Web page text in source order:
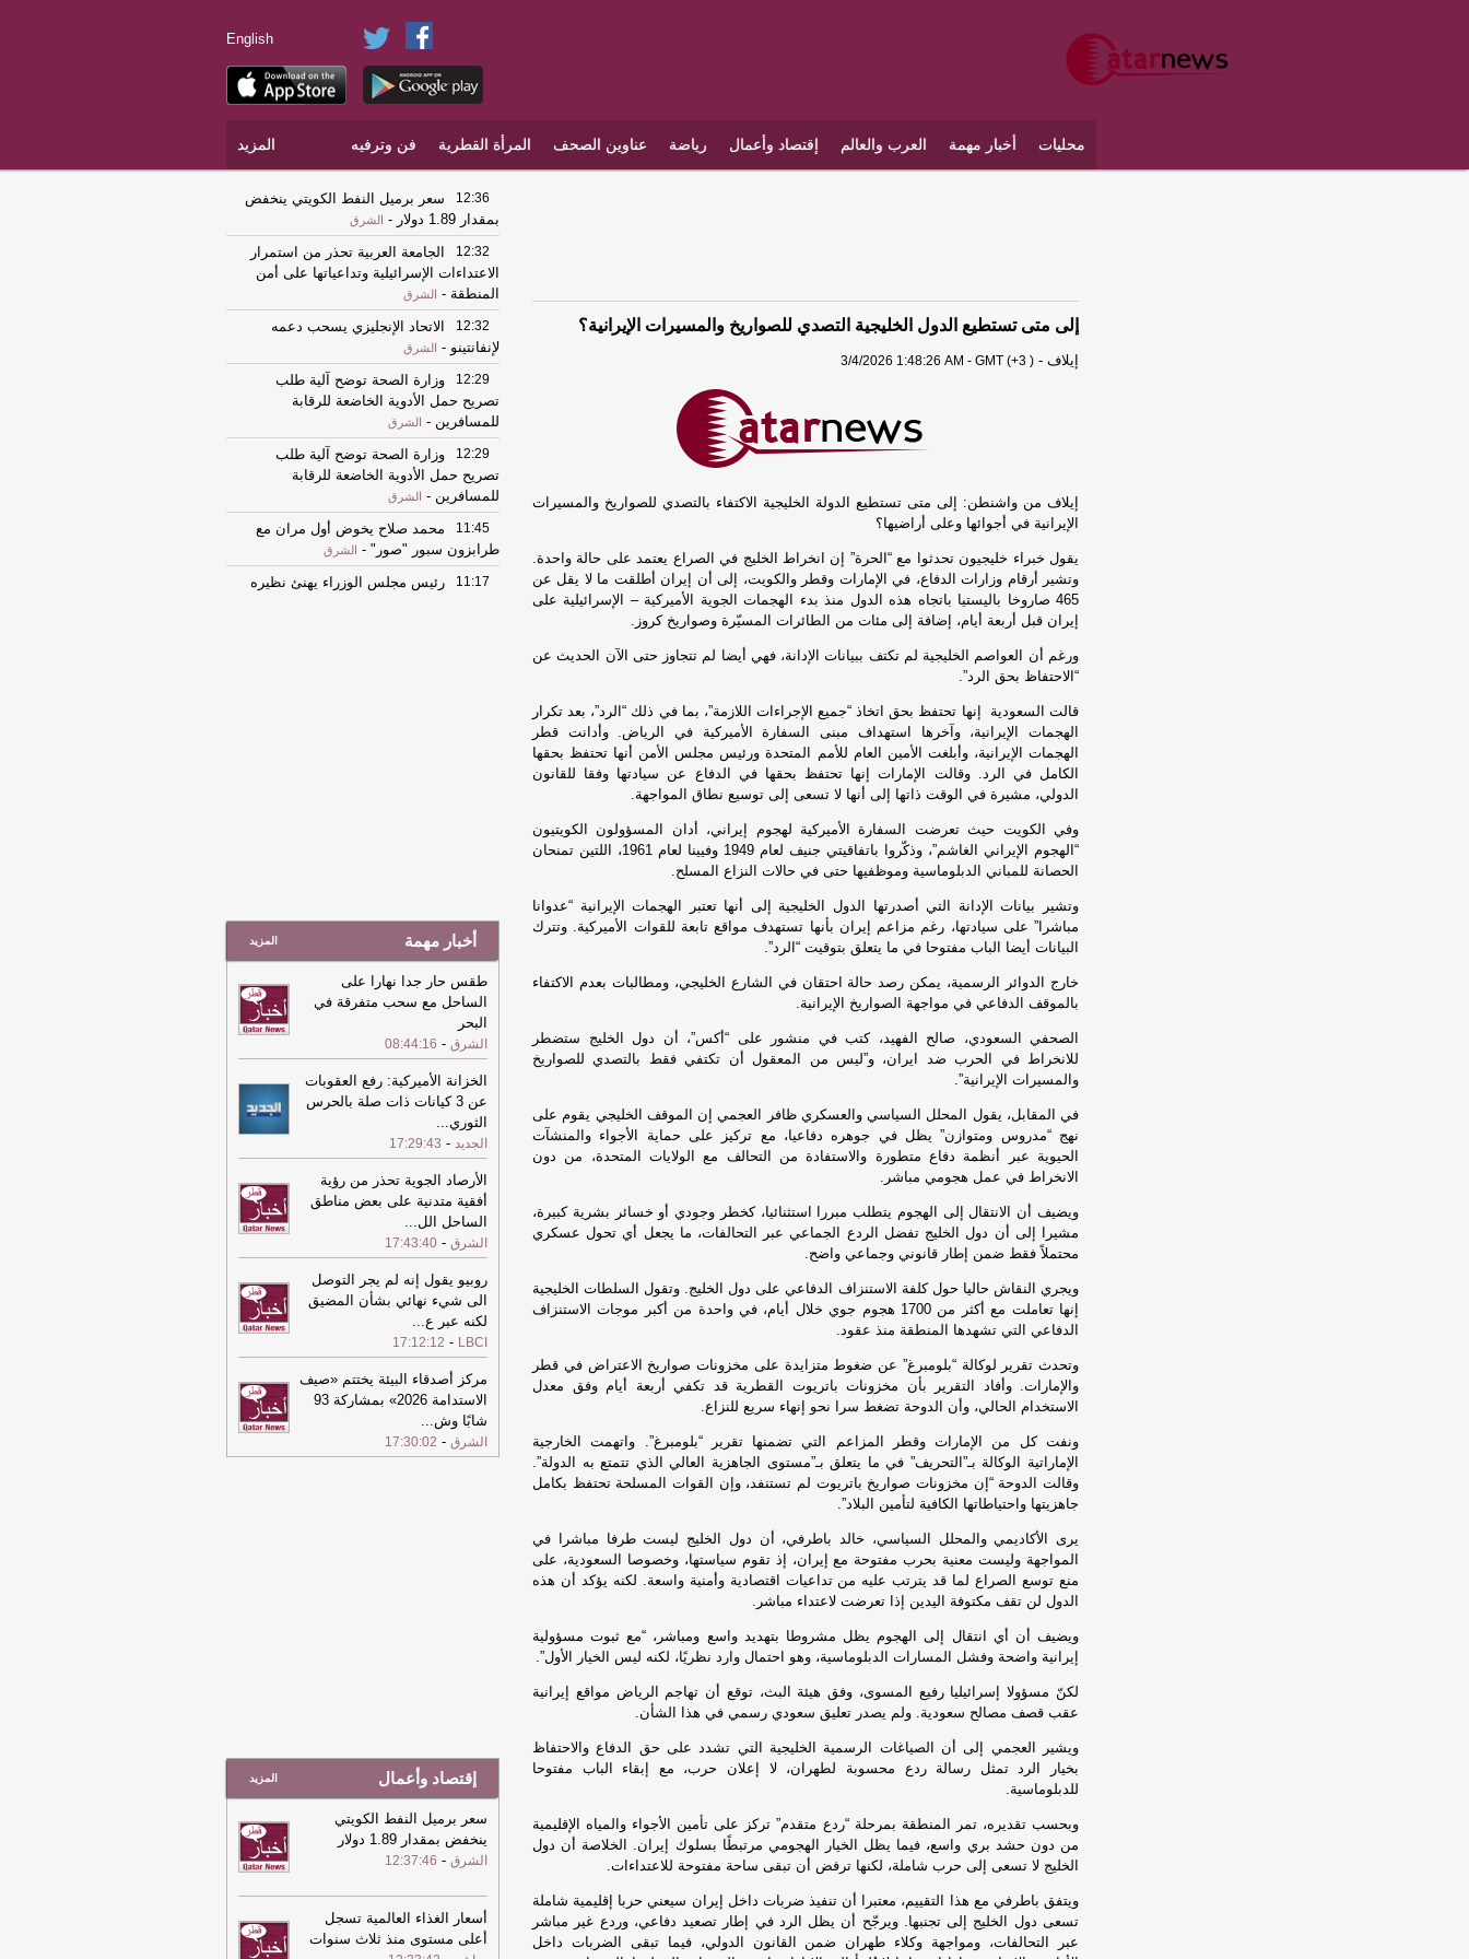
English
محليات أخبار مهمة العرب والعالم إقتصاد وأعمال رياضة عناوين الصحف المرأة القطرية فن وترفيه المزيد
إلى متى تستطيع الدول الخليجية التصدي للصواريخ والمسيرات الإيرانية؟
إيلاف -
3/4/2026 1:48:26 AM - GMT (+3 )
إيلاف من واشنطن: إلى متى تستطيع الدولة الخليجية الاكتفاء بالتصدي للصواريخ والمسيرات
الإيرانية في أجوائها وعلى أراضيها؟
يقول خبراء خليجيون تحدثوا مع “الحرة” إن انخراط الخليج في الصراع يعتمد على حالة واحدة.
وتشير أرقام وزارات الدفاع، في الإمارات وقطر والكويت، إلى أن إيران أطلقت ما لا يقل عن
465 صاروخا باليستيا باتجاه هذه الدول منذ بدء الهجمات الجوية الأميركية – الإسرائيلية على
إيران قبل أربعة أيام، إضافة إلى مئات من الطائرات المسيّرة وصواريخ كروز.
ورغم أن العواصم الخليجية لم تكتف ببيانات الإدانة، فهي أيضا لم تتجاوز حتى الآن الحديث عن
“الاحتفاظ بحق الرد”.
قالت السعودية إنها تحتفظ بحق اتخاذ “جميع الإجراءات اللازمة”، بما في ذلك “الرد”، بعد تكرار
الهجمات الإيرانية، وآخرها استهداف مبنى السفارة الأميركية في الرياض. وأدانت قطر
الهجمات الإيرانية، وأبلغت الأمين العام للأمم المتحدة ورئيس مجلس الأمن أنها تحتفظ بحقها
الكامل في الرد. وقالت الإمارات إنها تحتفظ بحقها في الدفاع عن سيادتها وفقا للقانون
الدولي، مشيرة في الوقت ذاتها إلى أنها لا تسعى إلى توسيع نطاق المواجهة.
وفي الكويت حيث تعرضت السفارة الأميركية لهجوم إيراني، أدان المسؤولون الكويتيون
“الهجوم الإيراني الغاشم”، وذكّروا باتفاقيتي جنيف لعام 1949 وفيينا لعام 1961، اللتين تمنحان
الحصانة للمباني الدبلوماسية وموظفيها حتى في حالات النزاع المسلح.
وتشير بيانات الإدانة التي أصدرتها الدول الخليجية إلى أنها تعتبر الهجمات الإيرانية “عدوانا
مباشرا” على سيادتها، رغم مزاعم إيران بأنها تستهدف مواقع تابعة للقوات الأميركية. وتترك
البيانات أيضا الباب مفتوحا في ما يتعلق بتوقيت “الرد”.
خارج الدوائر الرسمية، يمكن رصد حالة احتقان في الشارع الخليجي، ومطالبات بعدم الاكتفاء
بالموقف الدفاعي في مواجهة الصواريخ الإيرانية.
الصحفي السعودي، صالح الفهيد، كتب في منشور على “أكس”، أن دول الخليج ستضطر
للانخراط في الحرب ضد ايران، و”ليس من المعقول أن تكتفي فقط بالتصدي للصواريخ
والمسيرات الإيرانية”.
في المقابل، يقول المحلل السياسي والعسكري ظافر العجمي إن الموقف الخليجي يقوم على
نهج “مدروس ومتوازن” يظل في جوهره دفاعيا، مع تركيز على حماية الأجواء والمنشآت
الحيوية عبر أنظمة دفاع متطورة والاستفادة من التحالف مع الولايات المتحدة، من دون
الانخراط في عمل هجومي مباشر.
ويضيف أن الانتقال إلى الهجوم يتطلب مبررا استثنائيا، كخطر وجودي أو خسائر بشرية كبيرة،
مشيرا إلى أن دول الخليج تفضل الردع الجماعي عبر التحالفات، ما يجعل أي تحول عسكري
محتملاً فقط ضمن إطار قانوني وجماعي واضح.
ويجري النقاش حاليا حول كلفة الاستنزاف الدفاعي على دول الخليج. وتقول السلطات الخليجية
إنها تعاملت مع أكثر من 1700 هجوم جوي خلال أيام، في واحدة من أكبر موجات الاستنزاف
الدفاعي التي تشهدها المنطقة منذ عقود.
وتحدث تقرير لوكالة “بلومبرغ” عن ضغوط متزايدة على مخزونات صواريخ الاعتراض في قطر
والإمارات. وأفاد التقرير بأن مخزونات باتريوت القطرية قد تكفي أربعة أيام وفق معدل
الاستخدام الحالي، وأن الدوحة تضغط سرا نحو إنهاء سريع للنزاع.
ونفت كل من الإمارات وقطر المزاعم التي تضمنها تقرير “بلومبرغ”. واتهمت الخارجية
الإماراتية الوكالة بـ”التحريف” في ما يتعلق بـ”مستوى الجاهزية العالي الذي تتمتع به الدولة”.
وقالت الدوحة “إن مخزونات صواريخ باتريوت لم تستنفد، وإن القوات المسلحة تحتفظ بكامل
جاهزيتها واحتياطاتها الكافية لتأمين البلاد”.
يرى الأكاديمي والمحلل السياسي، خالد باطرفي، أن دول الخليج ليست طرفا مباشرا في
المواجهة وليست معنية بحرب مفتوحة مع إيران، إذ تقوم سياستها، وخصوصا السعودية، على
منع توسع الصراع لما قد يترتب عليه من تداعيات اقتصادية وأمنية واسعة. لكنه يؤكد أن هذه
الدول لن تقف مكتوفة اليدين إذا تعرضت لاعتداء مباشر.
ويضيف أن أي انتقال إلى الهجوم يظل مشروطا بتهديد واسع ومباشر، “مع ثبوت مسؤولية
إيرانية واضحة وفشل المسارات الدبلوماسية، وهو احتمال وارد نظريًا، لكنه ليس الخيار الأول”.
لكنّ مسؤولا إسرائيليا رفيع المسوى، وفق هيئة البث، توقع أن تهاجم الرياض مواقع إيرانية
عقب قصف مصالح سعودية. ولم يصدر تعليق سعودي رسمي في هذا الشأن.
ويشير العجمي إلى أن الصياغات الرسمية الخليجية التي تشدد على حق الدفاع والاحتفاظ
بخيار الرد تمثل رسالة ردع محسوبة لطهران، لا إعلان حرب، مع إبقاء الباب مفتوحا
للدبلوماسية.
وبحسب تقديره، تمر المنطقة بمرحلة “ردع متقدم” تركز على تأمين الأجواء والمياه الإقليمية
من دون حشد بري واسع، فيما يظل الخيار الهجومي مرتبطًا بسلوك إيران. الخلاصة أن دول
الخليج لا تسعى إلى حرب شاملة، لكنها ترفض أن تبقى ساحة مفتوحة للاعتداءات.
ويتفق باطرفي مع هذا التقييم، معتبرا أن تنفيذ ضربات داخل إيران سيعني حربا إقليمية شاملة
تسعى دول الخليج إلى تجنبها. ويرجّح أن يظل الرد في إطار تصعيد دفاعي، وردع غير مباشر
عبر التحالفات، ومواجهة وكلاء طهران ضمن القانون الدولي، فيما تبقى الضربات داخل
12:36
سعر برميل النفط الكويتي ينخفض
بمقدار 1.89 دولار
- الشرق
12:32
الجامعة العربية تحذر من استمرار
الاعتداءات الإسرائيلية وتداعياتها على أمن
المنطقة - الشرق
12:32
الاتحاد الإنجليزي يسحب دعمه
لإنفانتينو - الشرق
12:29
وزارة الصحة توضح آلية طلب
تصريح حمل الأدوية الخاضعة للرقابة
للمسافرين - الشرق
12:29
وزارة الصحة توضح آلية طلب
تصريح حمل الأدوية الخاضعة للرقابة
للمسافرين - الشرق
11:45
محمد صلاح يخوض أول مران مع
طرابزون سبور "صور" - الشرق
11:17
رئيس مجلس الوزراء يهنئ نظيره
ديفوار-الشرق
11:01
سمو الأمير يهنئ رئيس كوت
ديفوار بمناسبة ذكرى استقلال بلاده
11:01
سمو الأمير يهنئ رئيس كوت
ديفوار بمناسبة ذكرى استقلال بلاده-الشرق
10:47
وزارة الصحة: 13 إرشاداً للحفاظ
على سلامة الغذاء في الصيف-الشرق
10:47
وزارة الصحة: 13 إرشاداً للحفاظ
على سلامة الغذاء في الصيف
الشرق
09:43
الذهب يتجه لتحقيق أكبر مكاسب
أسبوعية منذ يناير الماضي-الشرق
09:03
النفط يصعد وسط ترقب الأسواق
للتطورات الجيوسياسية
08:23
طقس حار جدا نهارا على الساحل
مع سحب متفرقة في البحر-الشرق
أخبار مهمة المزيد
طقس حار جدا نهارا على
الساحل مع سحب متفرقة في
البحر
الشرق -
08:44:16
الخزانة الأميركية: رفع العقوبات
عن 3 كيانات ذات صلة بالحرس
الثوري...
الجديد -
17:29:43
الأرصاد الجوية تحذر من رؤية
أفقية متدنية على بعض مناطق
الساحل الل...
الشرق -
17:43:40
روبيو يقول إنه لم يجر التوصل
الى شيء نهائي بشأن المضيق
لكنه عبر ع...
LBCI
-
17:12:12
مركز أصدقاء البيئة يختتم «صيف
الاستدامة 2026» بمشاركة 93
شابًا وش...
الشرق -
17:30:02
إقتصاد وأعمال المزيد
سعر برميل النفط الكويتي
ينخفض بمقدار 1.89 دولار
الشرق -
12:37:46
أسعار الغذاء العالمية تسجل
أعلى مستوى منذ ثلاث سنوات